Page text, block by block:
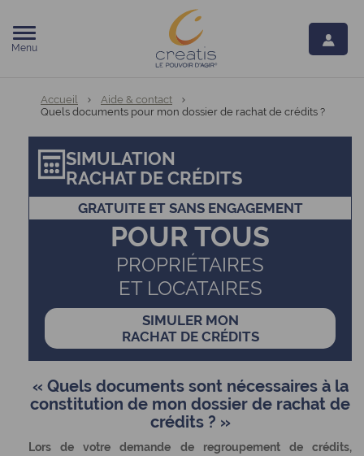
Menu
Vous êtes ici:
Accueil
Aide & contact
Quels documents pour mon dossier de rachat de crédits ?
SIMULATION
RACHAT DE CRÉDITS
GRATUITE ET SANS ENGAGEMENT
POUR TOUS
PROPRIÉTAIRES
ET LOCATAIRES
SIMULER MON
RACHAT DE CRÉDITS
« Quels documents sont nécessaires à la
constitution de mon dossier de rachat de
crédits ? »
Lors de votre demande de regroupement de crédits,